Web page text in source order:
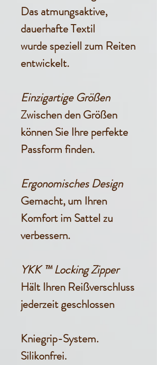
Das atmungsaktive,
dauerhafte Textil
wurde speziell zum Reiten
entwickelt.
Einzigartige Größen
Zwischen den Größen
können Sie Ihre perfekte
Passform finden.
Ergonomisches Design
Gemacht, um Ihren
Komfort im Sattel zu
verbessern.
YKK ™ Locking Zipper
Hält Ihren Reißverschluss
jederzeit geschlossen
Kniegrip-System.
Silikonfrei.